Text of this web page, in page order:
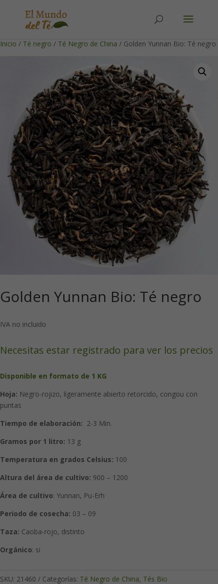
Inicio / Té negro / Té Negro de China / Golden Yunnan Bio: Té negro
Golden Yunnan Bio: Té negro
IVA no incluido
Necesitas estar registrado para ver los precios
Disponible en formato de 1 KG
Hoja: Negro-rojizo, ligeramente abierto retorcido, congou con
puntas
Tiempo de elaboración: 2-3 Min.
Gramos por 1 litro: 13 g
Temperatura en grados Celsius: 100
Altura del área de cultivo: 900 – 1200
Área de cultivo: Yunnan, Pu-Erh
Periodo de cosecha: 03 – 09
Taza: Caoba-rojo, distinto
Orgánico: si
SKU: 21460 Categorías: Té Negro de China, Tés Bio